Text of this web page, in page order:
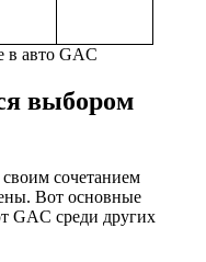
в авто GAC
выбором
сочетанием
Вот основные
GAC среди других